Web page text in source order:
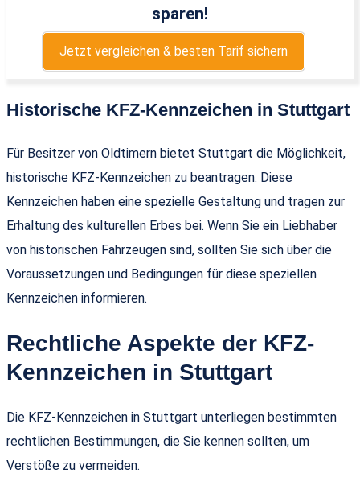
sparen!
Jetzt vergleichen & besten Tarif sichern
Historische KFZ-Kennzeichen in Stuttgart
Für Besitzer von Oldtimern bietet Stuttgart die Möglichkeit,
historische KFZ-Kennzeichen zu beantragen. Diese
Kennzeichen haben eine spezielle Gestaltung und tragen zur
Erhaltung des kulturellen Erbes bei. Wenn Sie ein Liebhaber
von historischen Fahrzeugen sind, sollten Sie sich über die
Voraussetzungen und Bedingungen für diese speziellen
Kennzeichen informieren.
Rechtliche Aspekte der KFZ-
Kennzeichen in Stuttgart
Die KFZ-Kennzeichen in Stuttgart unterliegen bestimmten
rechtlichen Bestimmungen, die Sie kennen sollten, um
Verstöße zu vermeiden.